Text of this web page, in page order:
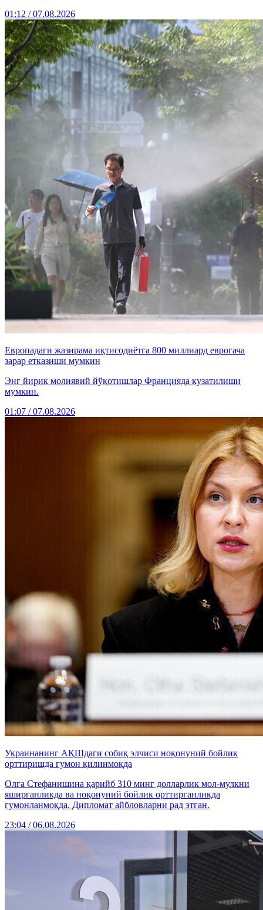
01:12 / 07.08.2026
Европадаги жазирама иқтисодиётга 800 миллиард еврогача
зарар етказиши мумкин
Энг йирик молиявий йўқотишлар Францияда кузатилиши
мумкин.
01:07 / 07.08.2026
Украинанинг АҚШдаги собиқ элчиси ноқонуний бойлик
орттиришда гумон қилинмоқда
Олга Стефанишина қарийб 310 минг долларлик мол-мулкни
яширганликда ва ноқонуний бойлик орттирганликда
гумонланмоқда. Дипломат айбловларни рад этган.
23:04 / 06.08.2026